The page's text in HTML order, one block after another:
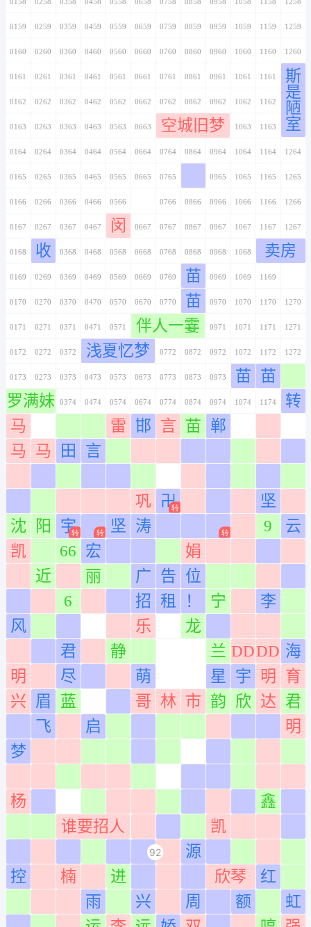
0159 0259 0359 0459 0559 0659 0759 0859 0959 1059 1159 1259
0160 0260 0360 0460 0560 0660 0760 0860 0960 1060 1160 1260
0161 0261 0361 0461 0561 0661 0761 0861 0961 1061 1161 1261
斯
是
陋
室
0162 0262 0362 0462 0562 0662 0762 0862 0962 1062 1162 1262
0163 0263 0363 0463 0563 0663 0763
空城旧梦
0863 0963 1063 1163 1263
0164 0264 0364 0464 0564 0664 0764 0864 0964 1064 1164 1264
0165 0265 0365 0465 0565 0665 0765 0965 1065 1165 1265
0166 0266 0366 0466 0566 0766 0866 0966 1066 1166 1266
0167 0267 0367 0467 0567
闵 0667 0767 0867 0967 1067 1167 1267
0168 0268
收 0368 0468 0568 0668 0768 0868 0968 1068 1168
卖房
1268
0169 0269 0369 0469 0569 0669 0769 0869
苗 0969 1069 1169
0170 0270 0370 0470 0570 0670 0770 0870
苗 0970 1070 1170 1270
0171 0271 0371 0471 0571 0671
伴人一霎
0771 0871 0971 1071 1171 1271
0172 0272 0372 0472
浅夏忆梦
0572 0672 0772 0872 0972 1072 1172 1272
0173 0273 0373 0473 0573 0673 0773 0873 0973 1073
苗 1173
苗
0174
罗满妹
0274 0374 0474 0574 0674 0774 0874 0974 1074 1174 1274
转
0175
马 0575
雷 0675
邯 0775
言 0875
苗 0975
郸
0176
马 0276
马 0376
田 0476
言
0678
巩 0778
卍 1178
坚
0179
沈 0279
阳 0379
宇 0479 0579
坚 0679
涛 0979 1179
9 1279
云
0180
凯 0380
66 0480
宏 0880
娟
0281
近 0481
丽 0681
广 0781
告 0881
位
0382
6 0682
招 0782
租 0882
！ 0982
宁 1182
李
0183
风 0683
乐 0883
龙
0384
君 0584
静 0984
兰 1084
DD 1184
DD 1284
海
0185
明 0385
尽 0685
萌 0985
星 1085
宇 1185
明 1285
育
0186
兴 0286
眉 0386
蓝 0686
哥 0786
林 0886
市 0986
韵 1086
欣 1186
达 1286
君
0287
飞 0487
启 1287
明
0188
梦
0190
杨 1190
鑫
0391
谁要招人
0491 0591 0991
凯
0692920792 0892
源
0193
控 0393
楠 0593
进 0993
欣琴
1093 1193
红
0494
雨 0694
兴 0894
周 1094
额 1294
虹